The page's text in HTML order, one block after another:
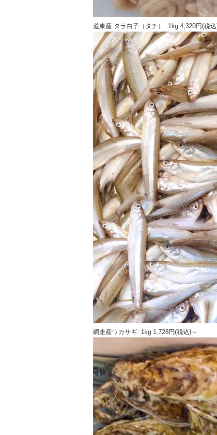
道東産 タラ白子（タチ）: 1kg 4,320円(税
網走産ワカサギ: 1kg 1,728円(税込)～